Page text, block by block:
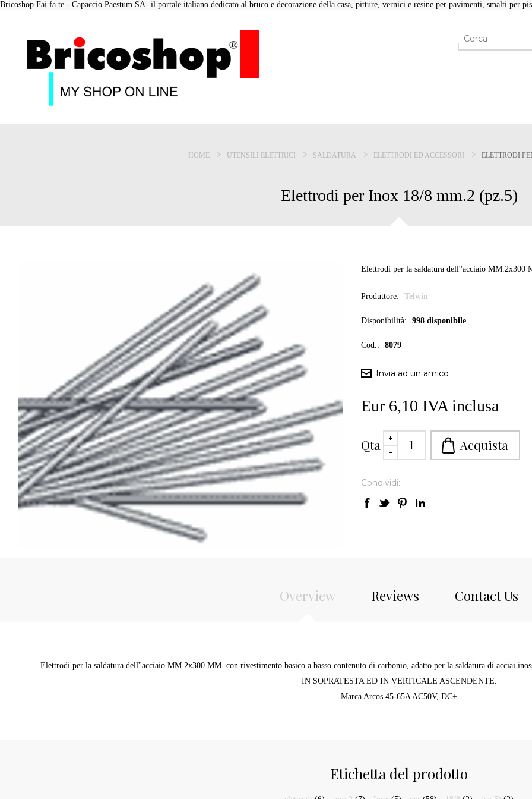
Bricoshop Fai fa te - Capaccio Paestum SA- il portale italiano dedicato al bruco e decorazione della casa, pitture, vernici e resine per pavimenti, smalti per
HOME UTENSILI ELETTRICI SALDATURA ELETTRODI ED ACCESSORI ELETTRODI
Elettrodi per Inox 18/8 mm.2 (pz.5)
Elettrodi per la saldatura dell''acciaio MM.2x300
Produttore: Telwin
Disponibilità: 998 disponibile
Cod.: 8079
Eur 6,10 IVA inclusa
Qta
Condividi:
Overview Reviews Contact Us
Elettrodi per la saldatura dell''acciaio MM.2x300 MM. con rivestimento basico a basso contenuto di carbonio, adatto per la saldatura di acciai
IN SOPRATESTA ED IN VERTICALE ASCENDENTE.
Marca Arcos 45-65A AC50V, DC+
Etichetta del prodotto